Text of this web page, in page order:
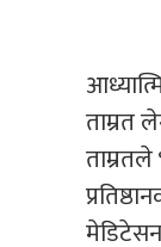
ताम्रत